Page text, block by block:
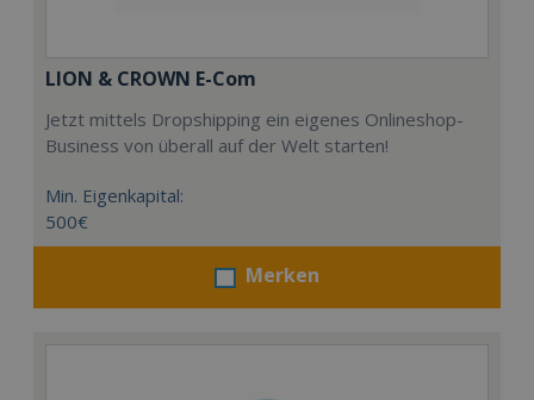
LION & CROWN E-Com
Jetzt mittels Dropshipping ein eigenes Onlineshop-
Business von überall auf der Welt starten!
Min. Eigenkapital:
500€
Merken